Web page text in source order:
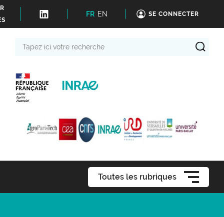
FR EN SE CONNECTER
Toutes les rubriques